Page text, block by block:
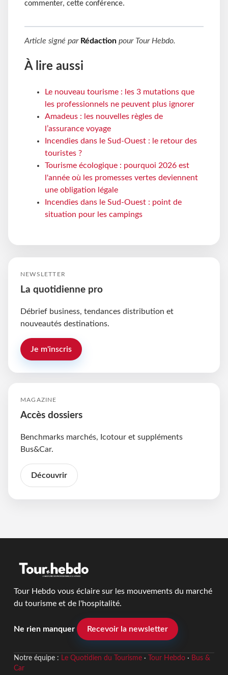
commenter, cette conférence.
Article signé par Rédaction pour Tour Hebdo.
À lire aussi
Le nouveau tourisme : les 3 mutations que
les professionnels ne peuvent plus ignorer
Amadeus : les nouvelles règles de
l’assurance voyage
Incendies dans le Sud-Ouest : le retour des
touristes ?
Tourisme écologique : pourquoi 2026 est
l'année où les promesses vertes deviennent
une obligation légale
Incendies dans le Sud-Ouest : point de
situation pour les campings
NEWSLETTER
La quotidienne pro
Débrief business, tendances distribution et
nouveautés destinations.
Je m'inscris
MAGAZINE
Accès dossiers
Benchmarks marchés, Icotour et suppléments
Bus&Car.
Découvrir
Tour Hebdo vous éclaire sur les mouvements du marché
du tourisme et de l'hospitalité.
Ne rien manquer Recevoir la newsletter
Notre équipe : Le Quotidien du Tourisme· Tour Hebdo· Bus &
Car